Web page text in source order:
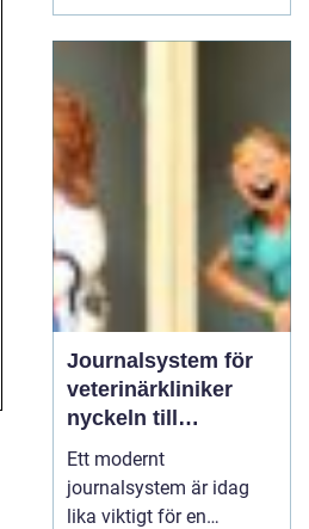
fokus, sammanhållning
och ny energ...
Journalsystem för
veterinärkliniker
nyckeln till
smidigare vardag
och säkrare vård
Ett modernt
journalsystem är idag
lika viktigt för en